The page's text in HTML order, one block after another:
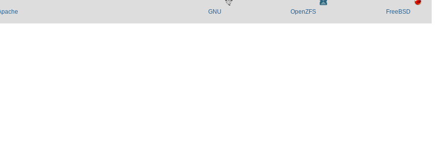
GNU OpenZFS FreeBSD